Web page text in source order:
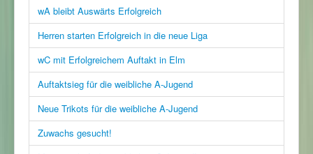
wA bleibt Auswärts Erfolgreich
Herren starten Erfolgreich in die neue Liga
wC mit Erfolgreichem Auftakt in Elm
Auftaktsieg für die weibliche A-Jugend
Neue Trikots für die weibliche A-Jugend
Zuwachs gesucht!